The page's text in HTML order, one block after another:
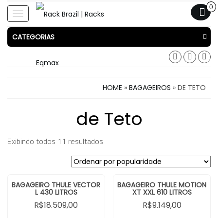
Toggle
navigation
0
CATEGORIAS
HOME » BAGAGEIROS » DE TETO
de Teto
Exibindo todos 11 resultados
BAGAGEIRO THULE VECTOR
L 430 LITROS
R$18.509,00
BAGAGEIRO THULE MOTION
XT XXL 610 LITROS
R$9.149,00